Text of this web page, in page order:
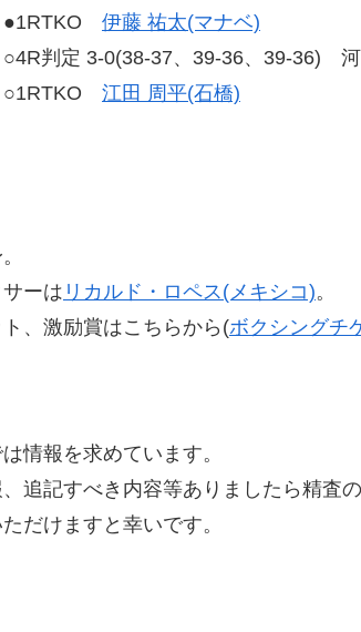
伊藤 祐太(マナベ)
判定 3-0(38-37、39-36、39-36) 河
江田 周平(石橋)
サーは リカルド・ロペス(メキシコ)。
ト、激励賞はこちらから(ボクシングチ
情報を求めています。
追記すべき内容等ありましたら精査
だけますと幸いです。